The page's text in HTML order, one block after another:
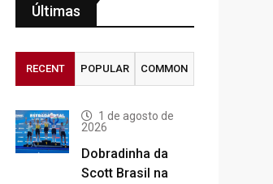
Últimas
RECENT POPULAR COMMON
1 de agosto de
2026
Dobradinha da
Scott Brasil na